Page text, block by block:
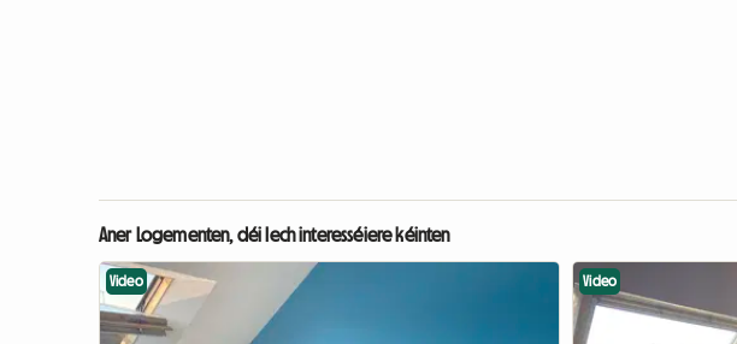
Aner Logementen, déi Iech interesséiere kéinten
Video Video